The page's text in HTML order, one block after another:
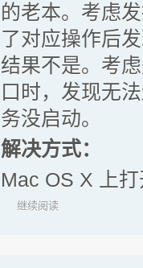
的老本。考虑
了对应操作后
结果不是。考
口时，发现无
务没启动。
解决方式：
Mac OS X 上
继续阅读